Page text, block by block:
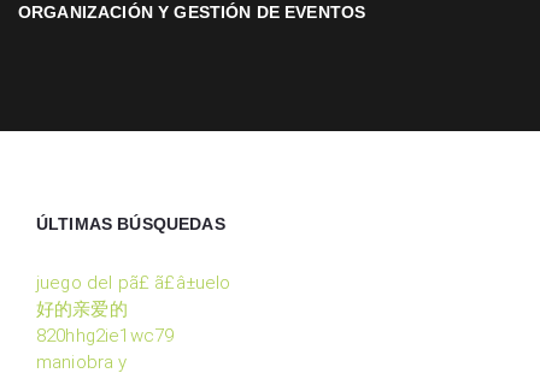
ORGANIZACIÓN Y GESTIÓN DE EVENTOS
ÚLTIMAS BÚSQUEDAS
juego del pã£ ã£â±uelo
好的亲爱的
820hhg2ie1wc79
maniobra y